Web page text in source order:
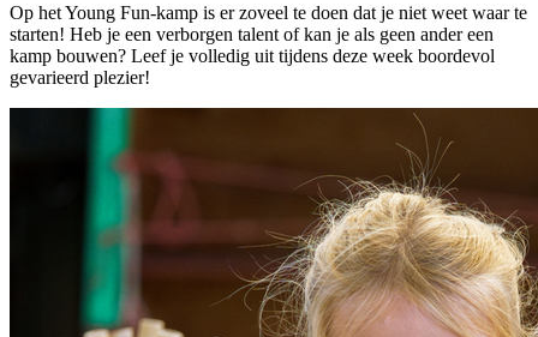
Op het Young Fun-kamp is er zoveel te doen dat je niet weet waar te
starten! Heb je een verborgen talent of kan je als geen ander een
kamp bouwen? Leef je volledig uit tijdens deze week boordevol
gevarieerd plezier!